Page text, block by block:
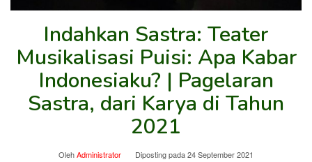
Indahkan Sastra: Teater
Musikalisasi Puisi: Apa Kabar
Indonesiaku? | Pagelaran
Sastra, dari Karya di Tahun
2021
OlehAdministrator Diposting pada24 September 2021